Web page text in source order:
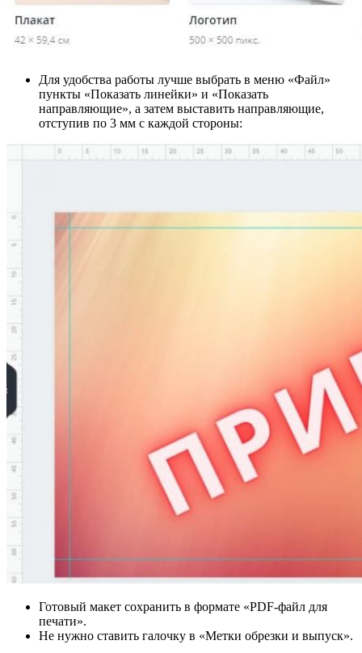
Для удобства работы лучше выбрать в меню «Файл»
пункты «Показать линейки» и «Показать
направляющие», а затем выставить направляющие,
отступив по 3 мм с каждой стороны:
Готовый макет сохранить в формате «PDF-файл для
печати».
Не нужно ставить галочку в «Метки обрезки и выпуск».